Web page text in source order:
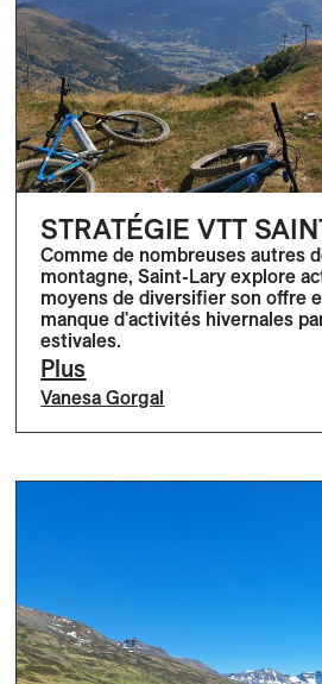
STRATÉGIE VTT
Comme de nombreuses autres
montagne, Saint-Lary explore
moyens de diversifier son offre
manque d'activités hivernales
estivales.
Plus
Vanesa Gorgal